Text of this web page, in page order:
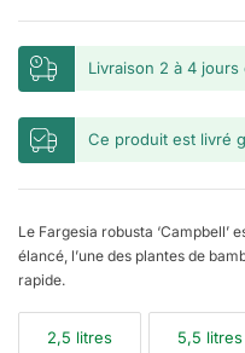
Livraison 2 à 4 jours
Ce produit est livré
Le Fargesia robusta ‘Campbell’
élancé, l’une des plantes de
rapide.
2,5 litres 5,5 litres